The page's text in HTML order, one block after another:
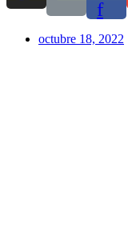
f
octubre 18, 2022